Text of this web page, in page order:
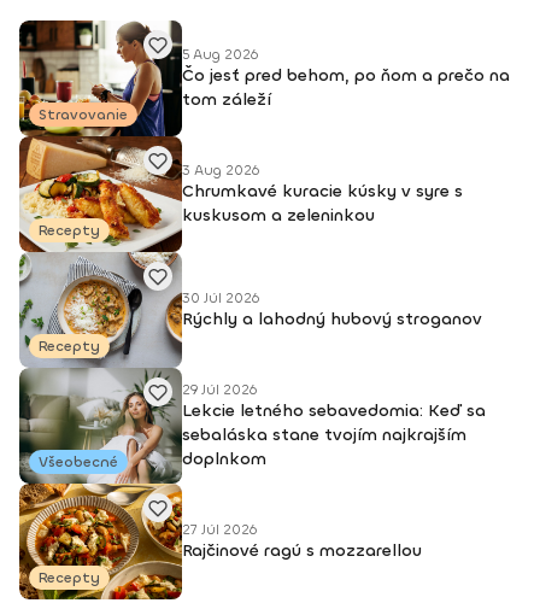
Stravovanie
5 Aug 2026
Čo jesť pred behom, po ňom a prečo na
tom záleží
Recepty
3 Aug 2026
Chrumkavé kuracie kúsky v syre s
kuskusom a zeleninkou
Recepty
30 Júl 2026
Rýchly a lahodný hubový stroganov
Všeobecné
29 Júl 2026
Lekcie letného sebavedomia: Keď sa
sebaláska stane tvojím najkrajším
doplnkom
Recepty
27 Júl 2026
Rajčinové ragú s mozzarellou